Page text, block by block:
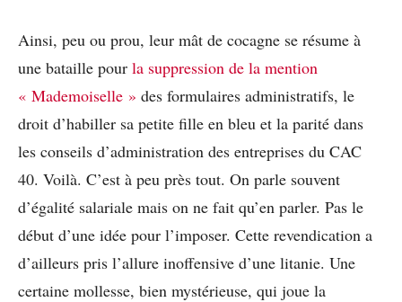
Ainsi, peu ou prou, leur mât de cocagne se résume à
une bataille pour la suppression de la mention
« Mademoiselle » des formulaires administratifs, le
droit d’habiller sa petite fille en bleu et la parité dans
les conseils d’administration des entreprises du CAC
40. Voilà. C’est à peu près tout. On parle souvent
d’égalité salariale mais on ne fait qu’en parler. Pas le
début d’une idée pour l’imposer. Cette revendication a
d’ailleurs pris l’allure inoffensive d’une litanie. Une
certaine mollesse, bien mystérieuse, qui joue la